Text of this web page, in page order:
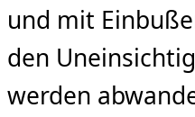
und mit
den
werden